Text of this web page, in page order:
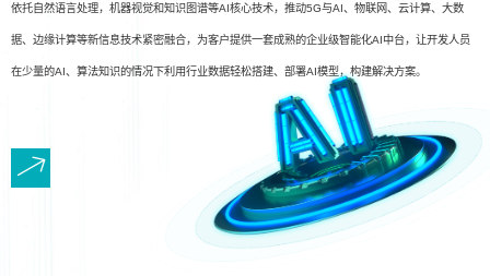
依托自然语言处理，机器视觉和知识图谱等AI核心技术，推动5G与AI、物联网、云计算、大数
据、边缘计算等新信息技术紧密融合，为客户提供一套成熟的企业级智能化AI中台，让开发人员
在少量的AI、算法知识的情况下利用行业数据轻松搭建、部署AI模型，构建解决方案。